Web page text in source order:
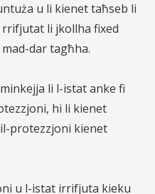
u li kienet taħseb li
rrifjutat li jkollha fixed
dar tagħha.
li l-istat anke fi
hi li kienet
il-protezzjoni kienet
u l-istat irrifjuta kieku